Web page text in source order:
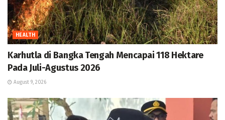
HEALTH
Karhutla di Bangka Tengah Mencapai 118 Hektare
Pada Juli-Agustus 2026
August 9, 2026